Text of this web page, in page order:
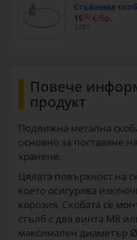
Сгъваема
1530 €/бр.
1257
Повече
продукт
Подвижна метална
основно за поставяне
хранене.
Цялата повърхност на
което осигурява
корозия. Скобата се
стълб с два винта M8
максимален диаметър